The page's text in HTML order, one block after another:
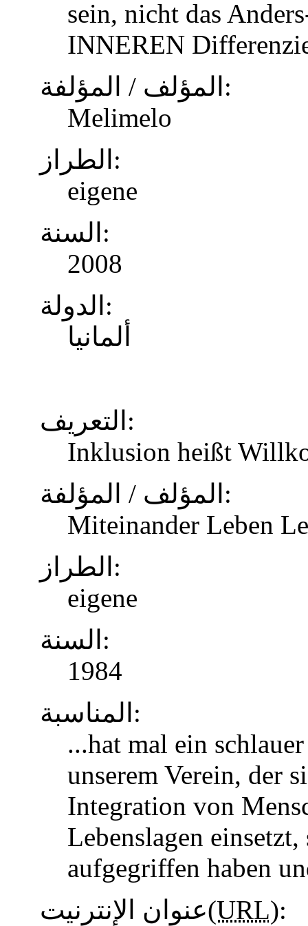
sein, nicht das
INNEREN
المؤلف / المؤلفة:
Melimelo
الطراز:
eigene
السنة:
2008
الدولة:
ألمانيا
التعريف:
Inklusion heißt
المؤلف / المؤلفة:
Miteinander Leben
الطراز:
eigene
السنة:
1984
المناسبة:
...hat mal ein
unserem Verein, der
Integration von
Lebenslagen
aufgegriffen haben
عنوان الإنترنيت(URL):